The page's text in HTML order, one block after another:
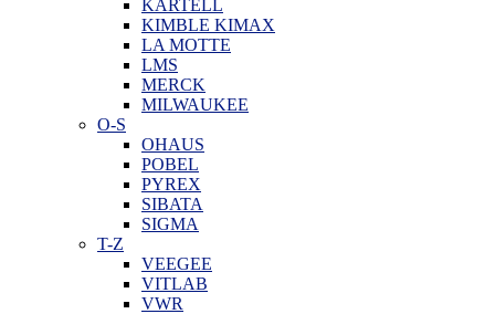
KARTELL
KIMBLE KIMAX
LA MOTTE
LMS
MERCK
MILWAUKEE
O-S
OHAUS
POBEL
PYREX
SIBATA
SIGMA
T-Z
VEEGEE
VITLAB
VWR